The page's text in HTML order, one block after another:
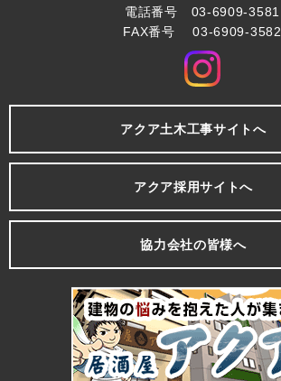
電話番号 03-6909-3581
FAX番号 03-6909-3582
アクア土木工事サイトへ
アクア採用サイトへ
協力会社の皆様へ